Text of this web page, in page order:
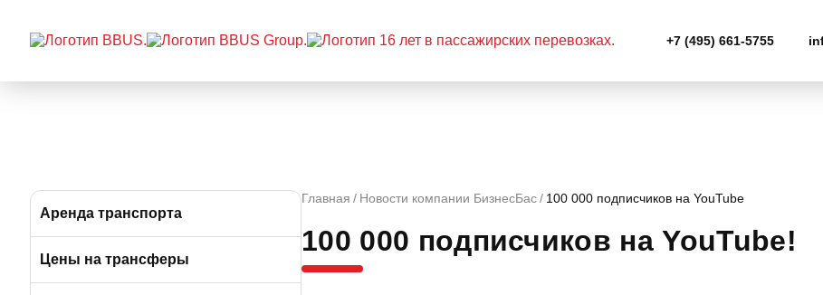
+7 (495) 661-5755
Аренда транспорта
Автобусы (от 39 до 57 мест)
Цены на трансферы
Главная Новости компании БизнесБас 100 000 подписчиков на YouTube
100 000 подписчиков на YouTube!